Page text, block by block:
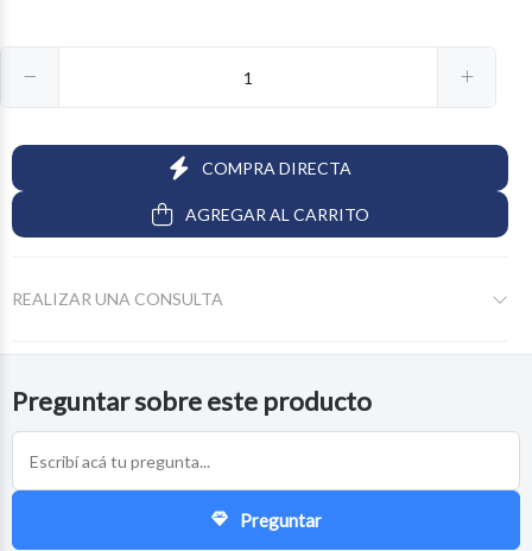
COMPRA DIRECTA
AGREGAR AL CARRITO
REALIZAR UNA CONSULTA
Preguntar sobre este producto
Preguntar